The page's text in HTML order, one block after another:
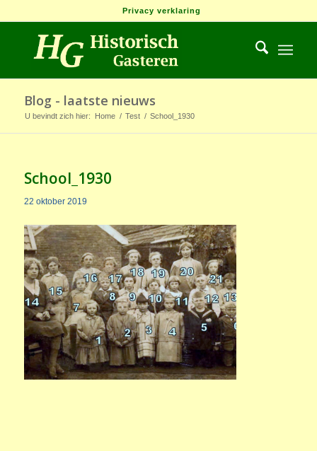
Privacy verklaring
Blog - laatste nieuws
U bevindt zich hier: Home / Test / School_1930
School_1930
22 oktober 2019